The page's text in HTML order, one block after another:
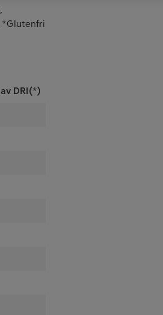
*Glutenfri
DRI(*)